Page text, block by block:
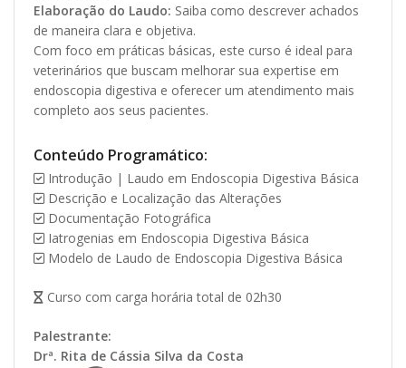
Elaboração do Laudo: Saiba como descrever achados
de maneira clara e objetiva.
Com foco em práticas básicas, este curso é ideal para
veterinários que buscam melhorar sua expertise em
endoscopia digestiva e oferecer um atendimento mais
completo aos seus pacientes.
Conteúdo Programático:
Introdução | Laudo em Endoscopia Digestiva Básica
Descrição e Localização das Alterações
Documentação Fotográfica
Iatrogenias em Endoscopia Digestiva Básica
Modelo de Laudo de Endoscopia Digestiva Básica
Curso com carga horária total de 02h30
Palestrante:
Drª. Rita de Cássia Silva da Costa